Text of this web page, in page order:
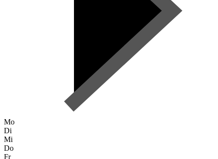
Mo
Di
Mi
Do
Fr